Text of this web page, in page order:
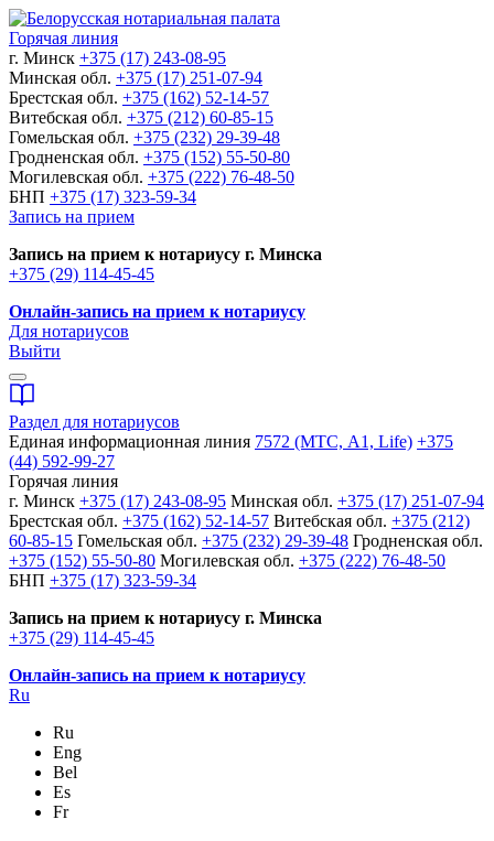
Горячая линия
г. Минск +375 (17) 243-08-95
Минская обл. +375 (17) 251-07-94
Брестская обл. +375 (162) 52-14-57
Витебская обл. +375 (212) 60-85-15
Гомельская обл. +375 (232) 29-39-48
Гродненская обл. +375 (152) 55-50-80
Могилевская обл. +375 (222) 76-48-50
БНП +375 (17) 323-59-34
Запись на прием
Запись на прием к нотариусу г. Минска
+375 (29) 114-45-45
Онлайн-запись на прием к нотариусу
Для нотариусов
Выйти
Раздел для нотариусов
Единая информационная линия 7572 (МТС, A1, Life) +375
(44) 592-99-27
Горячая линия
г. Минск +375 (17) 243-08-95 Минская обл. +375 (17) 251-07-94
Брестская обл. +375 (162) 52-14-57 Витебская обл. +375 (212)
60-85-15 Гомельская обл. +375 (232) 29-39-48 Гродненская обл.
+375 (152) 55-50-80 Могилевская обл. +375 (222) 76-48-50
БНП +375 (17) 323-59-34
Запись на прием к нотариусу г. Минска
+375 (29) 114-45-45
Онлайн-запись на прием к нотариусу
Ru
Ru
Eng
Bel
Es
Fr